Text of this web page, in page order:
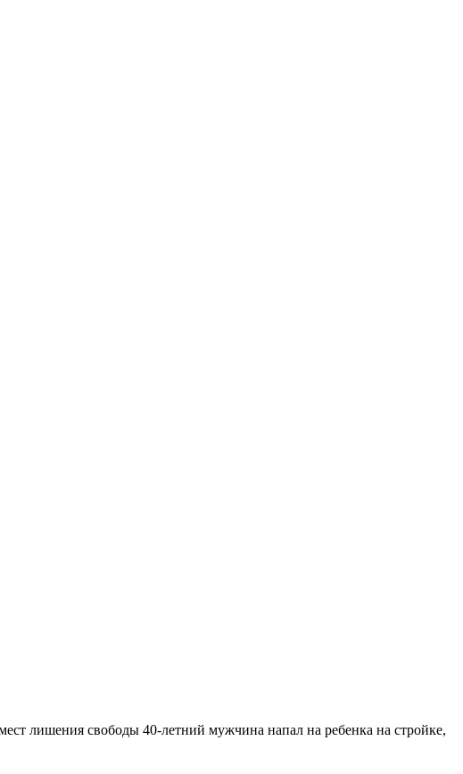
лишения свободы 40-летний мужчина напал на ребенка на стройке,